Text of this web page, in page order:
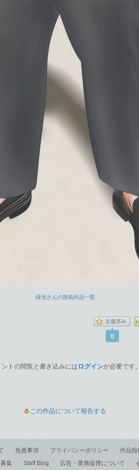
緑光さんの投稿作品一覧
0
ントの閲覧と書き込みには ログインが必要です。
この作品について報告する
免責事項 プライバシーポリシー 作品投
集 Staff Blog 広告・業務提携について